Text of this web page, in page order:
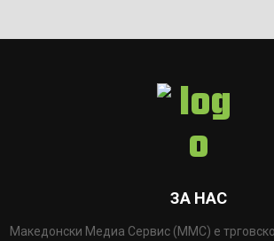
ЗА НАС
Македонски Медиа Сервис (ММС) е